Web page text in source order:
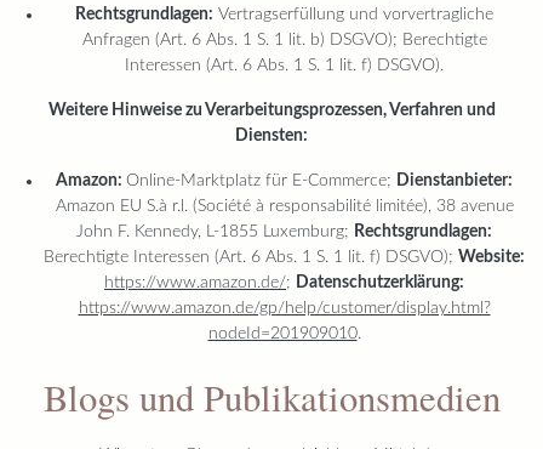
Rechtsgrundlagen: Vertragserfüllung und vorvertragliche
Anfragen (Art. 6 Abs. 1 S. 1 lit. b) DSGVO); Berechtigte
Interessen (Art. 6 Abs. 1 S. 1 lit. f) DSGVO).
Weitere Hinweise zu Verarbeitungsprozessen, Verfahren und
Diensten:
Amazon: Online-Marktplatz für E-Commerce; Dienstanbieter:
Amazon EU S.à r.l. (Société à responsabilité limitée), 38 avenue
John F. Kennedy, L-1855 Luxemburg; Rechtsgrundlagen:
Berechtigte Interessen (Art. 6 Abs. 1 S. 1 lit. f) DSGVO); Website:
https://www.amazon.de/; Datenschutzerklärung:
https://www.amazon.de/gp/help/customer/display.html?
nodeId=201909010.
Blogs und Publikationsmedien